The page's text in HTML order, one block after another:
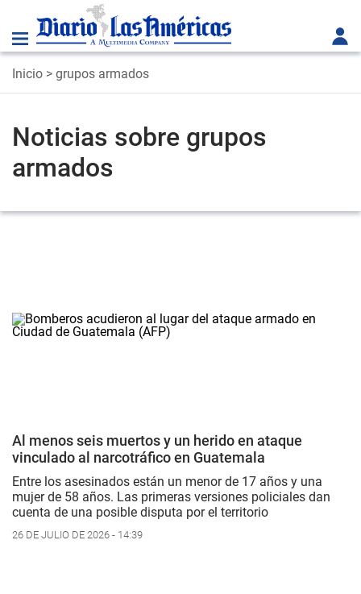
Inicio > grupos armados
Noticias sobre grupos
armados
Al menos seis muertos y un herido en ataque
vinculado al narcotráfico en Guatemala
Entre los asesinados están un menor de 17 años y una
mujer de 58 años. Las primeras versiones policiales dan
cuenta de una posible disputa por el territorio
26 DE JULIO DE 2026 - 14:39